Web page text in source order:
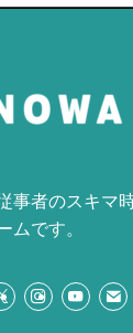
事者のスキマ
ムです。